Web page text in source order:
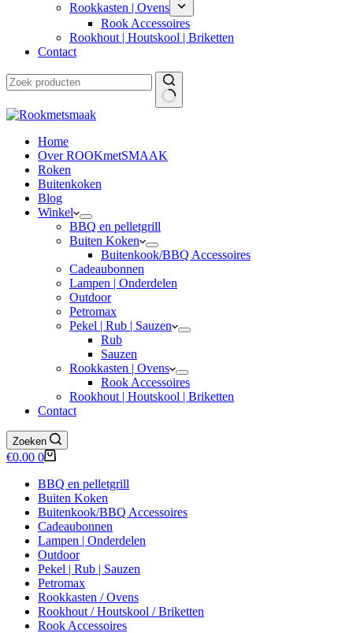
Rookkasten | Ovens
Rook Accessoires
Rookhout | Houtskool | Briketten
Contact
Home
Over ROOKmetSMAAK
Roken
Buitenkoken
Blog
Winkel
BBQ en pelletgrill
Buiten Koken
Buitenkook/BBQ Accessoires
Cadeaubonnen
Lampen | Onderdelen
Outdoor
Petromax
Pekel | Rub | Sauzen
Rub
Sauzen
Rookkasten | Ovens
Rook Accessoires
Rookhout | Houtskool | Briketten
Contact
Zoeken
Winkelwagen
€0.00 0
BBQ en pelletgrill
Buiten Koken
Buitenkook/BBQ Accessoires
Cadeaubonnen
Lampen | Onderdelen
Outdoor
Pekel | Rub | Sauzen
Petromax
Rookkasten / Ovens
Rookhout / Houtskool / Briketten
Rook Accessoires